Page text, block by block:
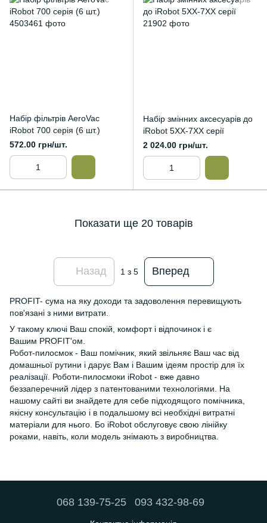
Набір фільтрів AeroVac
iRobot 700 серія (6 шт.)
572.00 грн/шт.
Набір змінних аксесуарів до
iRobot 5ХХ-7ХХ серії
2 024.00 грн/шт.
Показати ще 20 товарів
Назад 1 з 5 Вперед
PROFIT- сума на яку доходи та задоволення перевищують
пов'язані з ними витрати.
У такому ключі Ваш спокій, комфорт і відпочинок і є
Вашим PROFIT'ом.
Робот-пилосмок - Ваш помічник, який звільняє Ваш час від
домашньої рутини і дарує Вам і Вашим ідеям простір для їх
реалізації. Роботи-пилосмоки iRobot - вже давно
беззаперечний лідер з патентованими технологіями. На
нашому сайті ви знайдете для себе підходящого помічника,
якісну консультацію і в подальшому всі необхідні витратні
матеріали для нього. Бо iRobot обслуговує свою лінійку
роками, навіть, коли модель знімають з виробництва.
068 139-75-25 093 432-98-69